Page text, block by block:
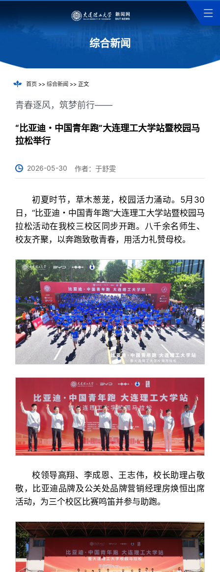
综合新闻
首页>> 综合新闻 >> 正文
青春逐风，筑梦前行——
“比亚迪・中国青年跑”大连理工大学站暨校园马
拉松举行
2026-05-30 作者：于舒雯
初夏时节，草木葱茏，校园活力涌动。5月30
日，“比亚迪・中国青年跑”大连理工大学站暨校园马
拉松活动在我校三校区同步开跑。八千余名师生、
校友齐聚，以奔跑致敬青春，用活力礼赞母校。
校领导高翔、李成恩、王志伟，校长助理占敬
敬，比亚迪品牌及公关处品牌营销经理房焕恒出席
活动，为三个校区比赛鸣笛并参与助跑。